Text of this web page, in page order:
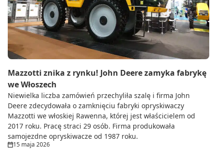
Mazzotti znika z rynku! John Deere zamyka fabrykę
we Włoszech
Niewielka liczba zamówień przechyliła szalę i firma John
Deere zdecydowała o zamknięciu fabryki opryskiwaczy
Mazzotti we włoskiej Rawenna, której jest właścicielem od
2017 roku. Pracę straci 29 osób. Firma produkowała
samojezdne opryskiwacze od 1987 roku.
15 maja 2026